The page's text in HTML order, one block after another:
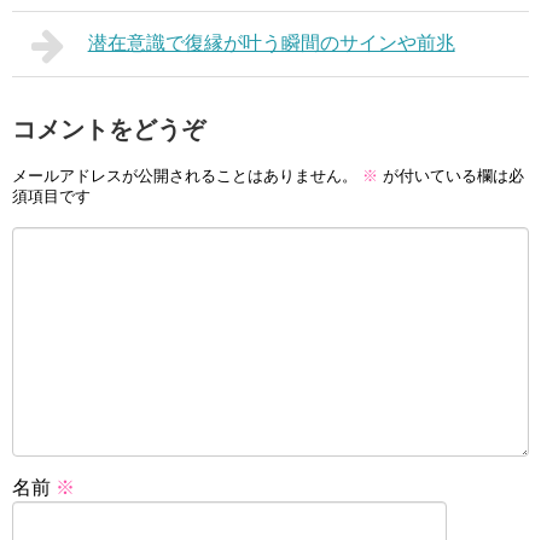
潜在意識で復縁が叶う瞬間のサインや前兆
コメントをどうぞ
メールアドレスが公開されることはありません。 ※ が付いている欄は必
須項目です
名前 ※